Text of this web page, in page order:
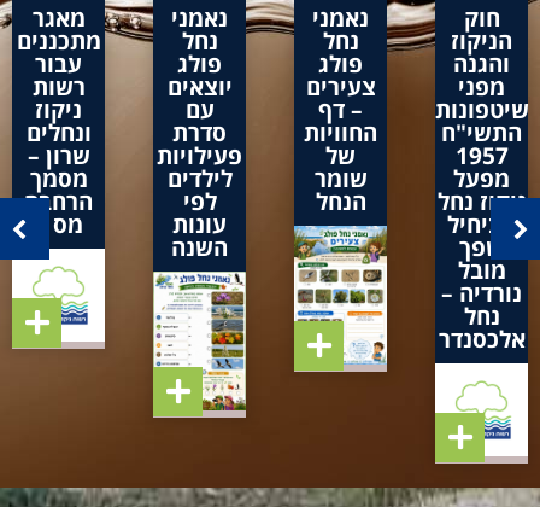
חוק
הניקוז
והגנה
מפני
שיטפונות
התשי"ח
1957
מפעל
ניקוז נחל
אביחיל
שפך
מובל
נורדיה –
נחל
אלכסנדר
נאמני
נחל
פולג
צעירים
– דף
החוויות
של
שומר
הנחל
נאמני
נחל
פולג
יוצאים
עם
סדרת
פעילויות
לילדים
לפי
עונות
השנה
מאגר
מתכננים
עבור
רשות
ניקוז
ונחלים
שרון –
מסמך
הרחבה
מס 1